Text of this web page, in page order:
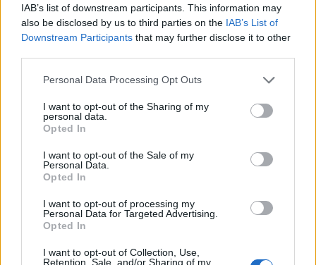
IAB’s list of downstream participants. This information may
also be disclosed by us to third parties on the IAB’s List of
Downstream Participants that may further disclose it to other
Personal Data Processing Opt Outs
I want to opt-out of the Sharing of my
personal data.
Opted In
I want to opt-out of the Sale of my
Personal Data.
Opted In
I want to opt-out of processing my
Personal Data for Targeted Advertising.
Opted In
I want to opt-out of Collection, Use,
Retention, Sale, and/or Sharing of my
de “provocar” mudanças genéticas, diz neurocientista
“Millennium Estoril Open 2026” regressou ao circuito ATP
promete afirmar artesanato, património e inovação como
“motores de desenvolvimento económico e cultural” do
município português
Covilhã: Especialista aponta investimento estrangeiro e
valorização imobiliária como motores do crescimento da
Rio de Janeiro: Governo do Estado propõe parceria com a
FUNCEX para “reforçar inteligência sobre comércio
exterior”